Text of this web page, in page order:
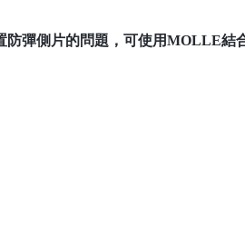
彈側片的問題，可使用MOLLE結